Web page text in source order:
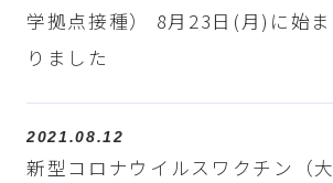
学拠点接種） 8月23日(月)に始ま
りました
2021.08.12
新型コロナウイルスワクチン（大